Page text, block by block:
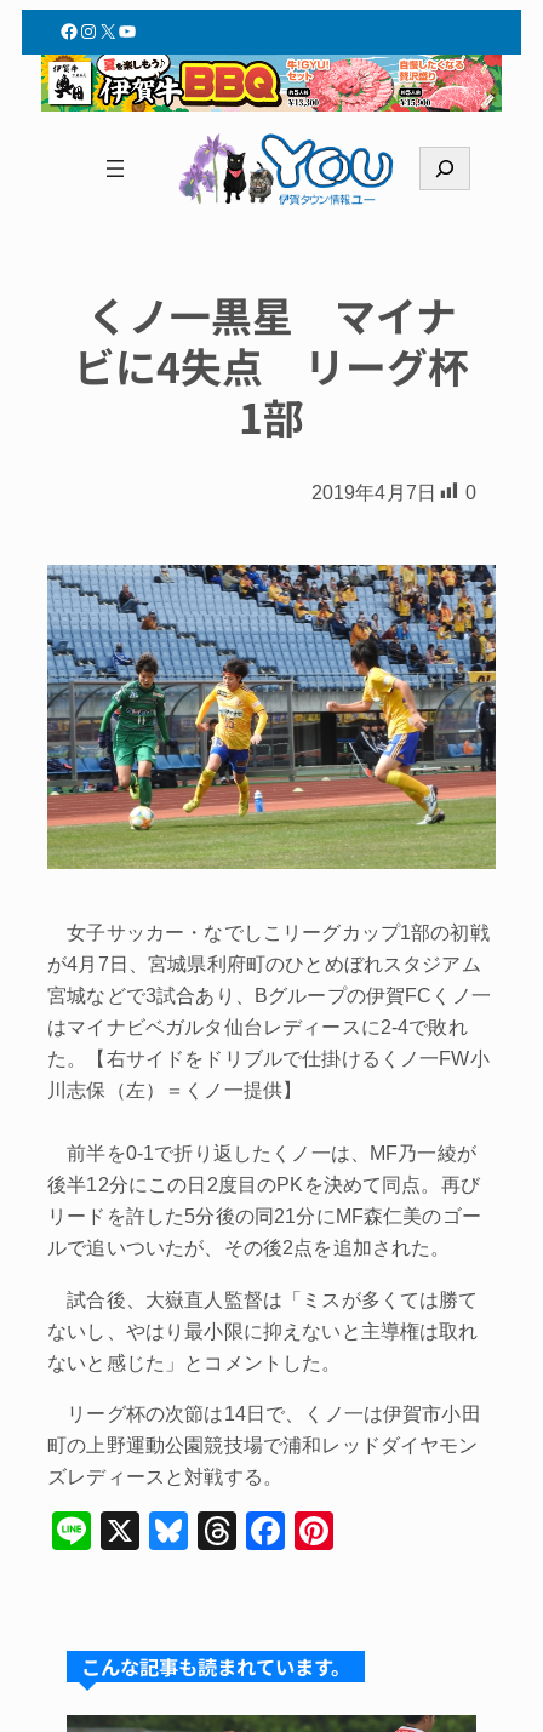
Facebook
Instagram
X YouTube
索
くノ一黒星 マイナ
ビに4失点 リーグ杯
1部
2019年4月7日 0
女子サッカー・なでしこリーグカップ1部の初戦
が4月7日、宮城県利府町のひとめぼれスタジアム
宮城などで3試合あり、Bグループの伊賀FCくノ一
はマイナビベガルタ仙台レディースに2‐4で敗れ
た。【右サイドをドリブルで仕掛けるくノ一FW小
川志保（左）＝くノ一提供】
前半を0‐1で折り返したくノ一は、MF乃一綾が
後半12分にこの日2度目のPKを決めて同点。再び
リードを許した5分後の同21分にMF森仁美のゴー
ルで追いついたが、その後2点を追加された。
試合後、大嶽直人監督は「ミスが多くては勝て
ないし、やはり最小限に抑えないと主導権は取れ
ないと感じた」とコメントした。
リーグ杯の次節は14日で、くノ一は伊賀市小田
町の上野運動公園競技場で浦和レッドダイヤモン
ズレディースと対戦する。
Li
X
Bl
s
k
T
a
d
F
e
b
e
st
こんな記事も読まれています。